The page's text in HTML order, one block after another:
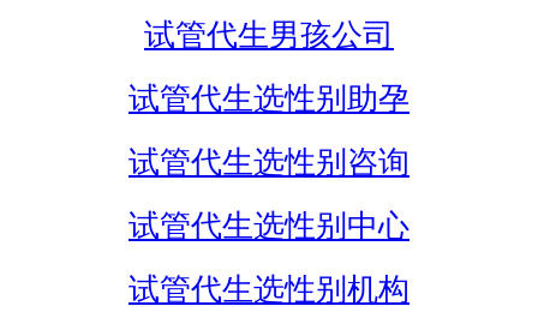
试管代生男孩公司
试管代生选性别助孕
试管代生选性别咨询
试管代生选性别中心
试管代生选性别机构